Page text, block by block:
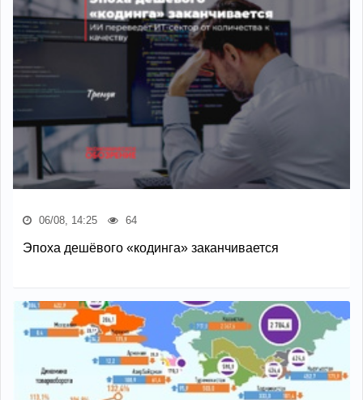
06/08, 14:25 64
Эпоха дешёвого «кодинга» заканчивается